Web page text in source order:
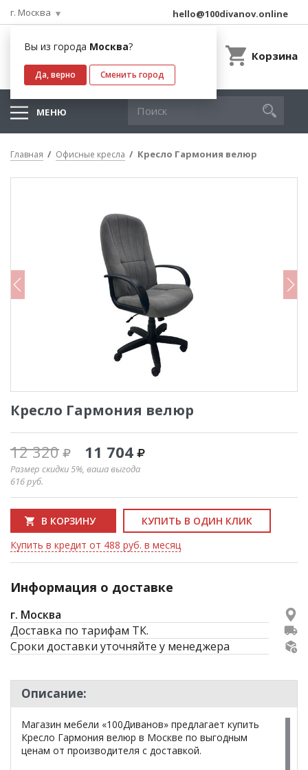
г. Москва
Вы из города Москва?
Да, верно Сменить город
hello@100divanov.online
Корзина
МЕНЮ
Главная Офисные кресла Кресло Гармония велюр
Кресло Гармония велюр
12 320 11 704
Размер скидки 5%, ваша выгода
616руб.
В КОРЗИНУ
КУПИТЬ В ОДИН КЛИК
Купить в кредит от 488 руб. в месяц
Информация о доставке
г. Москва
Доставка по тарифам ТК.
Сроки доставки уточняйте у менеджера
Описание:
Магазин мебели «100Диванов» предлагает купить
Кресло Гармония велюр в Москве по выгодным
ценам от производителя с доставкой.